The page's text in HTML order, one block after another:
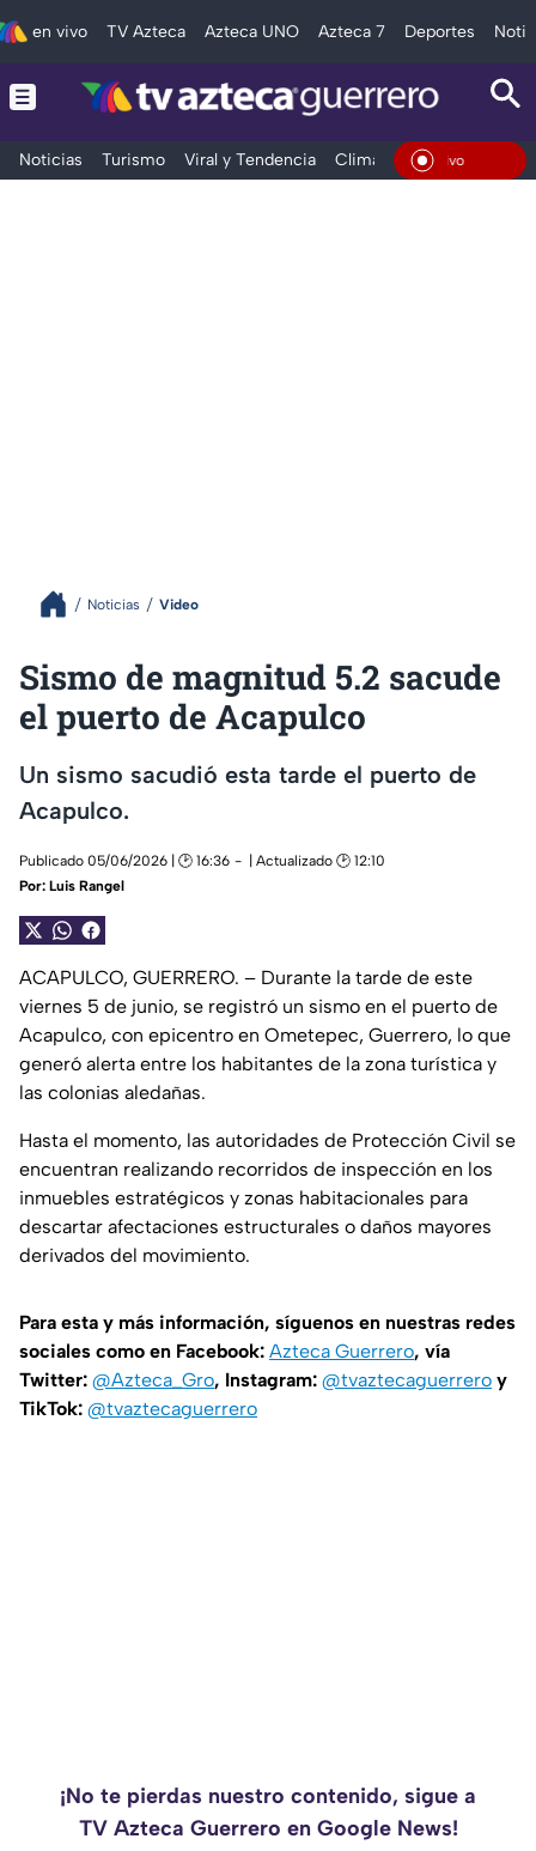
en vivo TV Azteca Azteca UNO Azteca 7 Deportes
Noticias Turismo Viral y Tendencia Clima Deportes
En Vivo
Noticias Video
Sismo de magnitud 5.2 sacude
el puerto de Acapulco
Un sismo sacudió esta tarde el puerto de
Acapulco.
Publicado 05/06/2026 | 🕑 16:36
| Actualizado 🕑 12:10
Por: Luis Rangel
ACAPULCO, GUERRERO. – Durante la tarde de este
viernes 5 de junio, se registró un sismo en el puerto de
Acapulco, con epicentro en Ometepec, Guerrero, lo que
generó alerta entre los habitantes de la zona turística y
las colonias aledañas.
Hasta el momento, las autoridades de Protección Civil se
encuentran realizando recorridos de inspección en los
inmuebles estratégicos y zonas habitacionales para
descartar afectaciones estructurales o daños mayores
derivados del movimiento.
Para esta y más información, síguenos en nuestras redes
sociales como en Facebook: Azteca Guerrero, vía
Twitter: @Azteca_Gro, Instagram: @tvaztecaguerrero y
TikTok: @tvaztecaguerrero
¡No te pierdas nuestro contenido, sigue a
TV Azteca Guerrero en Google News!